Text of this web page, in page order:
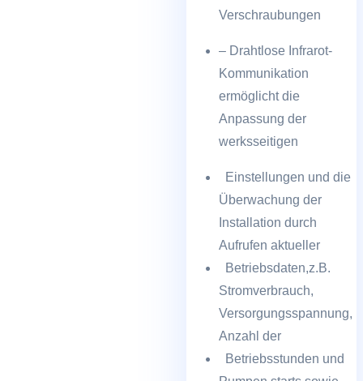
Verschraubungen
– Drahtlose Infrarot-
Kommunikation
ermöglicht die
Anpassung der
werksseitigen
Einstellungen und die
Überwachung der
Installation durch
Aufrufen aktueller
Betriebsdaten,z.B.
Stromverbrauch,
Versorgungsspannung,
Anzahl der
Betriebsstunden und